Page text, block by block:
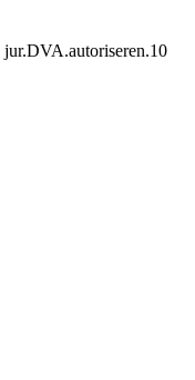
jur.DVA.autoriseren.10